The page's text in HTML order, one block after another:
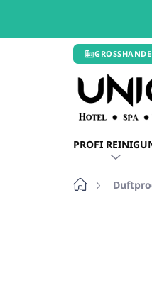
Zum
GROSSHANDEL
PROFI
Startseite